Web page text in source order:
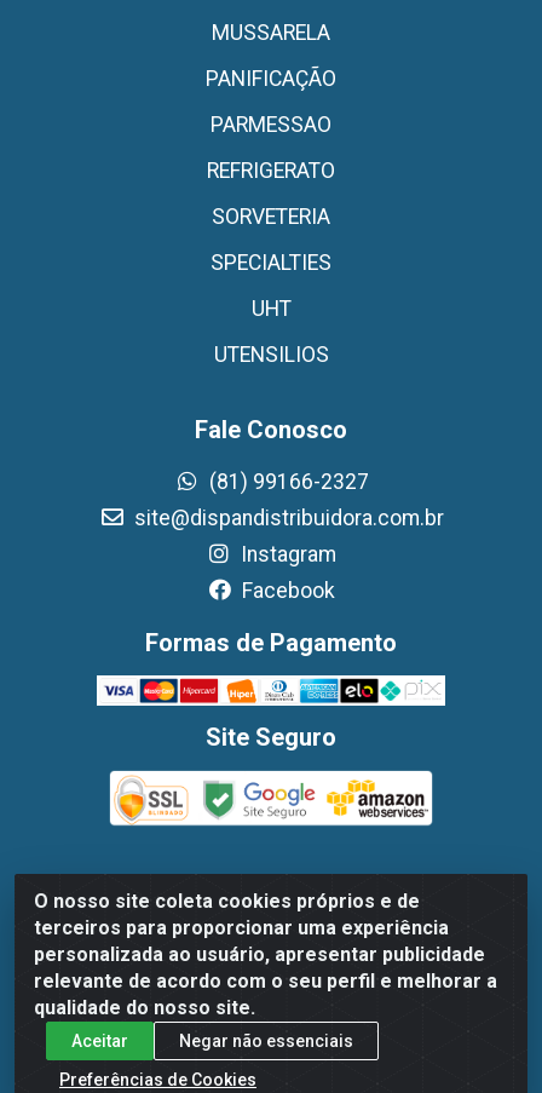
O nosso site coleta cookies próprios e de
terceiros para proporcionar uma experiência
personalizada ao usuário, apresentar publicidade
relevante de acordo com o seu perfil e melhorar a
qualidade do nosso site.
Aceitar
Negar não essenciais
Preferências de Cookies
MUSSARELA
PANIFICAÇÃO
PARMESSAO
REFRIGERATO
SORVETERIA
SPECIALTIES
UHT
UTENSILIOS
Fale Conosco
(81) 99166-2327
site@dispandistribuidora.com.br
Instagram
Facebook
Formas de Pagamento
Site Seguro
Dispan Distribuidora de Alimentos LTDA - Avenida
Marechal Mascarenhas De Moraes, 1048- Imbiribeira,
Recife/PE - CEP 51.170-000 - CNPJ 30.779.584/0003-78